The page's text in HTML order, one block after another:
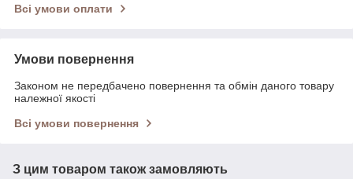
Всі умови оплати
Умови повернення
Законом не передбачено повернення та обмін даного товару
належної якості
Всі умови повернення
З цим товаром також замовляють